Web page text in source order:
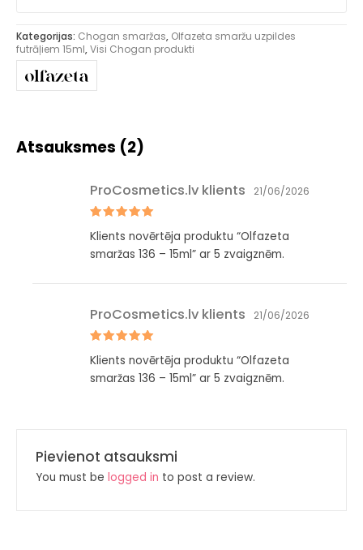
Kategorijas: Chogan smaržas, Olfazeta smaržu uzpildes
futrāļiem 15ml,Visi Chogan produkti
Atsauksmes (2)
ar5no 5
ProCosmetics.lv klients 21/06/2026
Klients novērtēja produktu “Olfazeta
smaržas 136 – 15ml” ar 5 zvaigznēm.
ar5no 5
ProCosmetics.lv klients 21/06/2026
Klients novērtēja produktu “Olfazeta
smaržas 136 – 15ml” ar 5 zvaigznēm.
Pievienot atsauksmi
You must be logged in to post a review.